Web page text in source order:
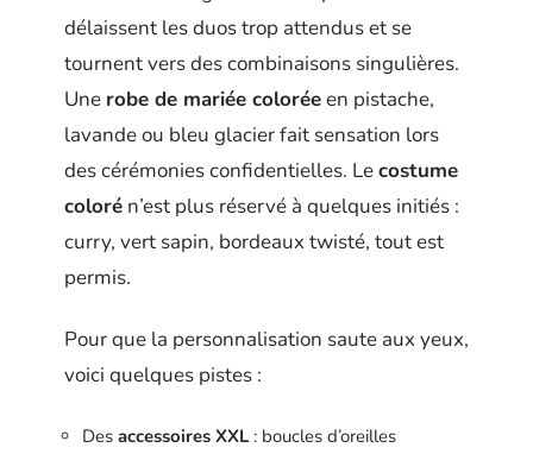
délaissent les duos trop attendus et se
tournent vers des combinaisons singulières.
Une robe de mariée coloréeen pistache,
lavande ou bleu glacier fait sensation lors
des cérémonies confidentielles. Lecostume
coloré n’est plus réservé à quelques initiés :
curry, vert sapin, bordeaux twisté, tout est
permis.
Pour que la personnalisation saute aux yeux,
voici quelques pistes :
Des accessoires XXL: boucles d’oreilles